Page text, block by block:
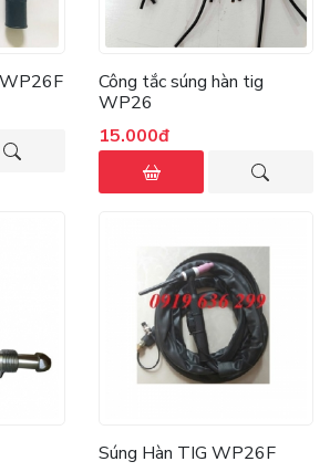
WP26F
Công tắc súng hàn tig
WP26
15.000đ
Súng Hàn TIG WP26F